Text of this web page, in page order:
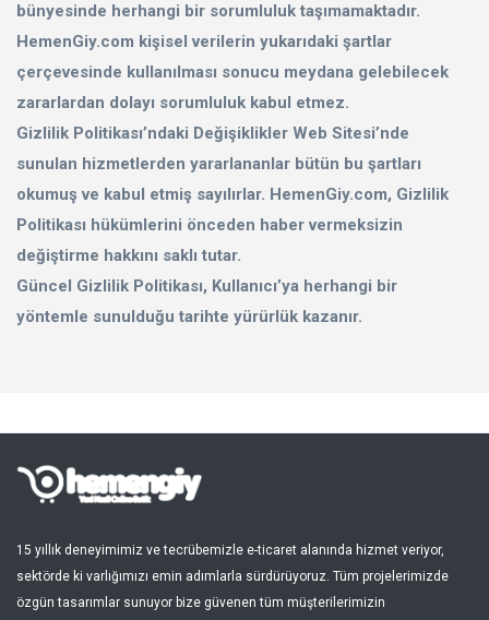
bünyesinde herhangi bir sorumluluk taşımamaktadır.
HemenGiy.com kişisel verilerin yukarıdaki şartlar
çerçevesinde kullanılması sonucu meydana gelebilecek
zararlardan dolayı sorumluluk kabul etmez.
Gizlilik Politikası’ndaki Değişiklikler Web Sitesi’nde
sunulan hizmetlerden yararlananlar bütün bu şartları
okumuş ve kabul etmiş sayılırlar. HemenGiy.com, Gizlilik
Politikası hükümlerini önceden haber vermeksizin
değiştirme hakkını saklı tutar.
Güncel Gizlilik Politikası, Kullanıcı’ya herhangi bir
yöntemle sunulduğu tarihte yürürlük kazanır.
15 yıllık deneyimimiz ve tecrübemizle e-ticaret alanında hizmet veriyor,
sektörde ki varlığımızı emin adımlarla sürdürüyoruz. Tüm projelerimizde
özgün tasarımlar sunuyor bize güvenen tüm müşterilerimizin